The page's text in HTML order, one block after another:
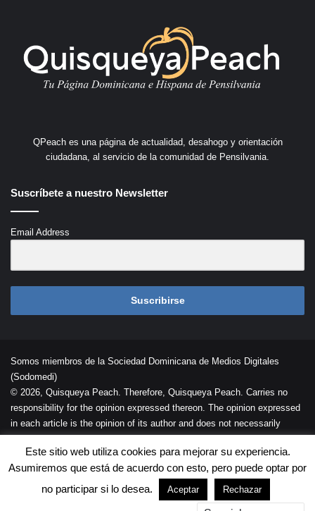
QPeach es una página de actualidad, desahogo y orientación
ciudadana, al servicio de la comunidad de Pensilvania.
Suscríbete a nuestro Newsletter
Email Address
Suscribirse
Somos miembros de la Sociedad Dominicana de Medios Digitales
(Sodomedi)
© 2026, Quisqueya Peach. Therefore, Quisqueya Peach. Carries no
responsibility for the opinion expressed thereon. The opinion expressed
in each article is the opinion of its author and does not necessarily
Desarrollada porPalaeli Studio
Términos de Uso
Este sitio web utiliza cookies para mejorar su experiencia.
Asumiremos que está de acuerdo con esto, pero puede optar por
no participar si lo desea.
Aceptar Rechazar